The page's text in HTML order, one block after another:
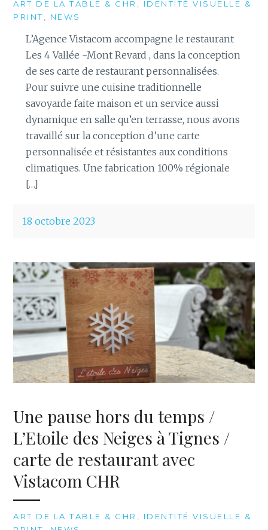
ART DE LA TABLE & CHR
IDENTITÉ VISUELLE &
PRINT
NEWS
L’Agence Vistacom accompagne le restaurant
Les 4 Vallée -Mont Revard , dans la conception
de ses carte de restaurant personnalisées.
Pour suivre une cuisine traditionnelle
savoyarde faite maison et un service aussi
dynamique en salle qu’en terrasse, nous avons
travaillé sur la conception d’une carte
personnalisée et résistantes aux conditions
climatiques. Une fabrication 100% régionale
[…]
18 octobre 2023
Une pause hors du temps /
L’Etoile des Neiges à Tignes /
carte de restaurant avec
Vistacom CHR
ART DE LA TABLE & CHR
IDENTITÉ VISUELLE &